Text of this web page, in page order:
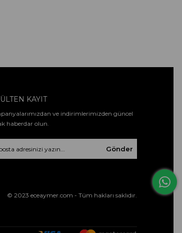
KAYIT
ve indirimlerimizden güncel
haberdar olun.
Gönder
© 2023 eceaymer.com - Tüm hakları saklıdır.